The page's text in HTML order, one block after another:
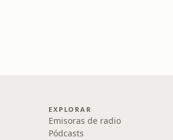
EXPLORAR
Emisoras de radio
Pódcasts